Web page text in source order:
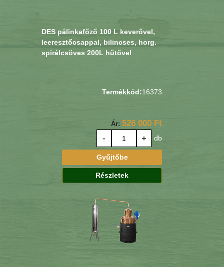
DES pálinkafőző 100 L keverővel,
leeresztőcsappal, bilincses, horg.
spirálcsöves 200L hűtővel
Termékkód:16373
Ár: 526 000 Ft
-
+ db
Gyűjtőbe
Részletek